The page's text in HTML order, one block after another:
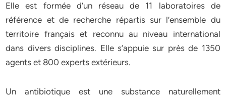
Elle est formée d’un réseau de 11 laboratoires de
référence et de recherche répartis sur l’ensemble du
territoire français et reconnu au niveau international
dans divers disciplines. Elle s’appuie sur près de 1350
agents et 800 experts extérieurs.
Un antibiotique est une substance naturellement